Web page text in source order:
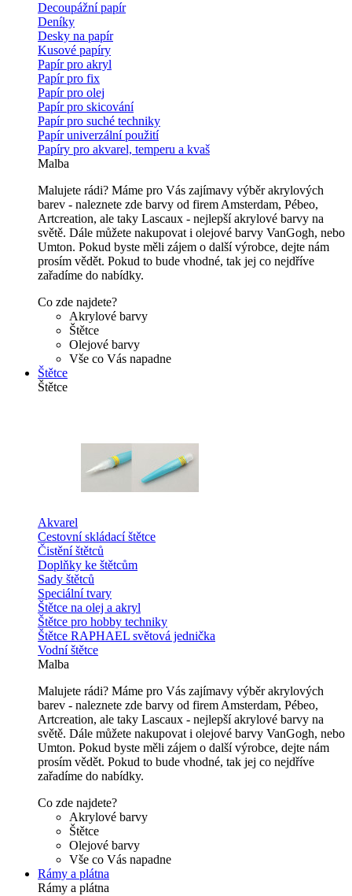
Decoupážní papír
Deníky
Desky na papír
Kusové papíry
Papír pro akryl
Papír pro fix
Papír pro olej
Papír pro skicování
Papír pro suché techniky
Papír univerzální použití
Papíry pro akvarel, temperu a kvaš
Malba
Malujete rádi? Máme pro Vás zajímavy výběr akrylových
barev - naleznete zde barvy od firem Amsterdam, Pébeo,
Artcreation, ale taky Lascaux - nejlepší akrylové barvy na
světě. Dále můžete nakupovat i olejové barvy VanGogh, nebo
Umton. Pokud byste měli zájem o další výrobce, dejte nám
prosím vědět. Pokud to bude vhodné, tak jej co nejdříve
zařadíme do nabídky.
Co zde najdete?
Akrylové barvy
Štětce
Olejové barvy
Vše co Vás napadne
Štětce
Štětce
Akvarel
Cestovní skládací štětce
Čistění štětců
Doplňky ke štětcům
Sady štětců
Speciální tvary
Štětce na olej a akryl
Štětce pro hobby techniky
Štětce RAPHAEL světová jednička
Vodní štětce
Malba
Malujete rádi? Máme pro Vás zajímavy výběr akrylových
barev - naleznete zde barvy od firem Amsterdam, Pébeo,
Artcreation, ale taky Lascaux - nejlepší akrylové barvy na
světě. Dále můžete nakupovat i olejové barvy VanGogh, nebo
Umton. Pokud byste měli zájem o další výrobce, dejte nám
prosím vědět. Pokud to bude vhodné, tak jej co nejdříve
zařadíme do nabídky.
Co zde najdete?
Akrylové barvy
Štětce
Olejové barvy
Vše co Vás napadne
Rámy a plátna
Rámy a plátna